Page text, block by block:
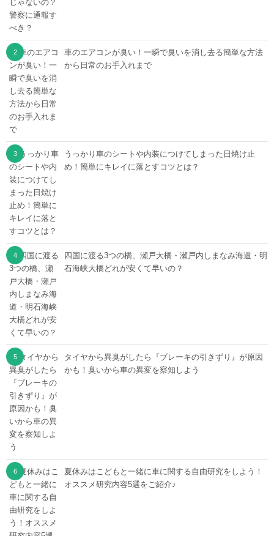
車のエアコンが臭い！一瞬で臭いを消し去る簡単な方法
から日常のお手入れまで
うっかり車のシートや内装につけてしまった日焼け止
め！簡単にキレイに落とすコツとは？
四国に渡る3つの橋、瀬戸大橋・瀬戸内しまなみ海道・明
石海峡大橋どれが安くて早いの？
タイヤから異臭がしたら『ブレーキの引きずり』が原因
かも！臭いから車の異変を察知しよう
夏休みはこどもと一緒に車に関する自由研究をしよう！
オススメ研究内容5選をご紹介♪